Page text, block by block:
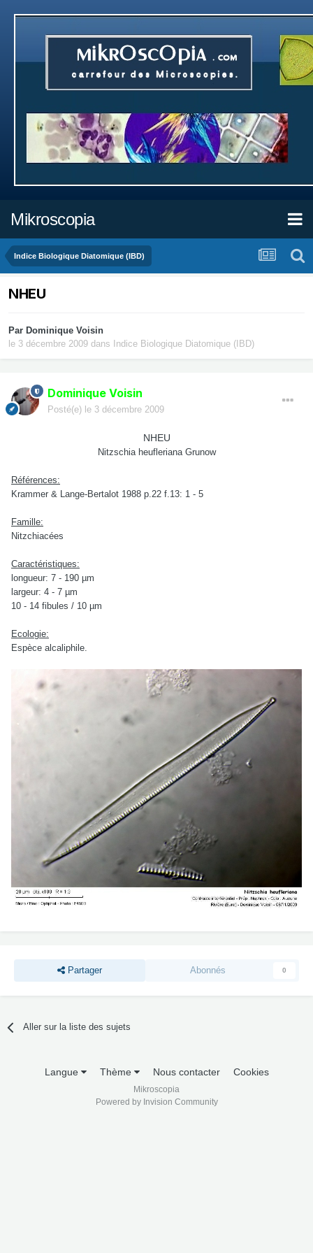
Mikroscopia
Indice Biologique Diatomique (IBD)
NHEU
Par Dominique Voisin
le 3 décembre 2009 dans Indice Biologique Diatomique (IBD)
Dominique Voisin
Posté(e) le 3 décembre 2009
NHEU
Nitzschia heufleriana Grunow
Références:
Krammer & Lange-Bertalot 1988 p.22 f.13: 1 - 5
Famille:
Nitzchiacées
Caractéristiques:
longueur: 7 - 190 µm
largeur: 4 - 7 µm
10 - 14 fibules / 10 µm
Ecologie:
Espèce alcaliphile.
Partager Abonnés 0
Aller sur la liste des sujets
Langue Thème Nous contacter Cookies
Mikroscopia
Powered by Invision Community